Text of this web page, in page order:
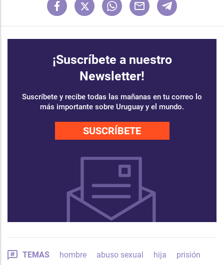
¡Suscríbete a nuestro
Newsletter!
Suscríbete y recibe todas las mañanas en tu correo lo
más importante sobre Uruguay y el mundo.
SUSCRÍBETE
TEMAS hombre abuso sexual hija prisión